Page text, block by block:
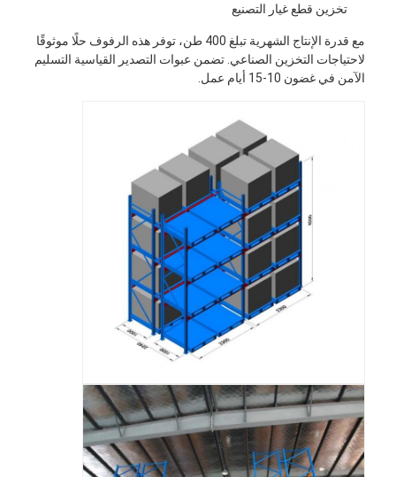
تخزين قطع غيار التصنيع
مع قدرة الإنتاج الشهرية تبلغ 400 طن، توفر هذه الرفوف حلًا موثوقًا
لاحتياجات التخزين الصناعي. تضمن عبوات التصدير القياسية التسليم
الآمن في غضون 10-15 أيام عمل.